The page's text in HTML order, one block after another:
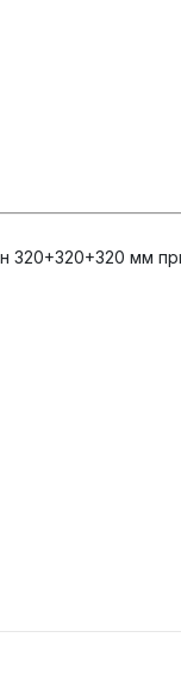
320+320+320 мм